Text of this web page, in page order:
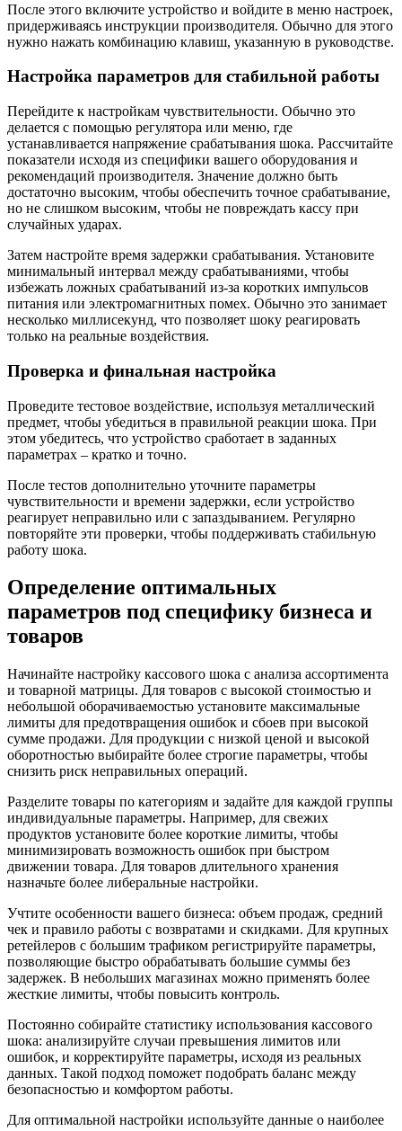
После этого включите устройство и войдите в меню настроек,
придерживаясь инструкции производителя. Обычно для этого
нужно нажать комбинацию клавиш, указанную в руководстве.
Настройка параметров для стабильной работы
Перейдите к настройкам чувствительности. Обычно это
делается с помощью регулятора или меню, где
устанавливается напряжение срабатывания шока. Рассчитайте
показатели исходя из специфики вашего оборудования и
рекомендаций производителя. Значение должно быть
достаточно высоким, чтобы обеспечить точное срабатывание,
но не слишком высоким, чтобы не повреждать кассу при
случайных ударах.
Затем настройте время задержки срабатывания. Установите
минимальный интервал между срабатываниями, чтобы
избежать ложных срабатываний из-за коротких импульсов
питания или электромагнитных помех. Обычно это занимает
несколько миллисекунд, что позволяет шоку реагировать
только на реальные воздействия.
Проверка и финальная настройка
Проведите тестовое воздействие, используя металлический
предмет, чтобы убедиться в правильной реакции шока. При
этом убедитесь, что устройство сработает в заданных
параметрах – кратко и точно.
После тестов дополнительно уточните параметры
чувствительности и времени задержки, если устройство
реагирует неправильно или с запаздыванием. Регулярно
повторяйте эти проверки, чтобы поддерживать стабильную
работу шока.
Определение оптимальных
параметров под специфику бизнеса и
товаров
Начинайте настройку кассового шока с анализа ассортимента
и товарной матрицы. Для товаров с высокой стоимостью и
небольшой оборачиваемостью установите максимальные
лимиты для предотвращения ошибок и сбоев при высокой
сумме продажи. Для продукции с низкой ценой и высокой
оборотностью выбирайте более строгие параметры, чтобы
снизить риск неправильных операций.
Разделите товары по категориям и задайте для каждой группы
индивидуальные параметры. Например, для свежих
продуктов установите более короткие лимиты, чтобы
минимизировать возможность ошибок при быстром
движении товара. Для товаров длительного хранения
назначьте более либеральные настройки.
Учтите особенности вашего бизнеса: объем продаж, средний
чек и правило работы с возвратами и скидками. Для крупных
ретейлеров с большим трафиком регистрируйте параметры,
позволяющие быстро обрабатывать большие суммы без
задержек. В небольших магазинах можно применять более
жесткие лимиты, чтобы повысить контроль.
Постоянно собирайте статистику использования кассового
шока: анализируйте случаи превышения лимитов или
ошибок, и корректируйте параметры, исходя из реальных
данных. Такой подход поможет подобрать баланс между
безопасностью и комфортом работы.
Для оптимальной настройки используйте данные о наиболее